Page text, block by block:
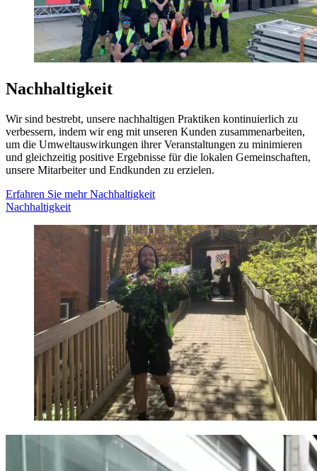
Nachhaltigkeit
Wir sind bestrebt, unsere nachhaltigen Praktiken kontinuierlich zu
verbessern, indem wir eng mit unseren Kunden zusammenarbeiten,
um die Umweltauswirkungen ihrer Veranstaltungen zu minimieren
und gleichzeitig positive Ergebnisse für die lokalen Gemeinschaften,
unsere Mitarbeiter und Endkunden zu erzielen.
Erfahren Sie mehrNachhaltigkeit
Nachhaltigkeit